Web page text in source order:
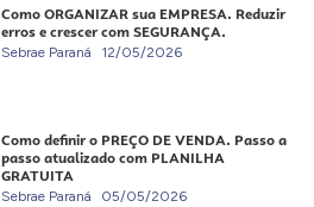
Como ORGANIZAR sua EMPRESA. Reduzir
erros e crescer com SEGURANÇA.
Sebrae Paraná 12/05/2026
Como definir o PREÇO DE VENDA. Passo a
passo atualizado com PLANILHA
GRATUITA
Sebrae Paraná 05/05/2026